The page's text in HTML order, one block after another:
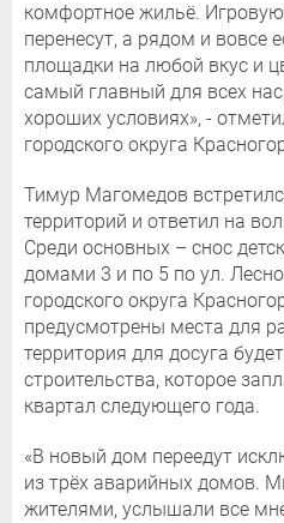
комфортное жильё.
перенесут, а рядом и вовсе
площадки на любой вкус и
самый главный для всех
хороших условиях», -
городского округа
Тимур Магомедов
территорий и ответил на
Среди основных – снос
домами 3 и по 5 по ул.
городского округа
предусмотрены места для
территория для досуга
строительства, которое
квартал следующего года.
«В новый дом переедут
из трёх аварийных домов.
жителями, услышали все